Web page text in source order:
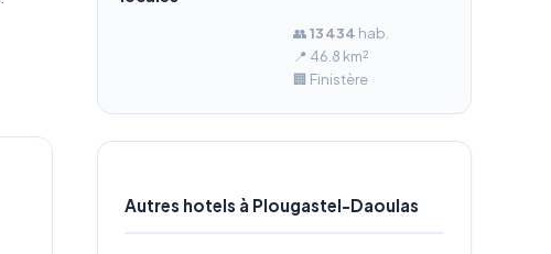
👥13 434 hab.
📍 46.8 km²
🏢 Finistère
Autres hotels à Plougastel-Daoulas